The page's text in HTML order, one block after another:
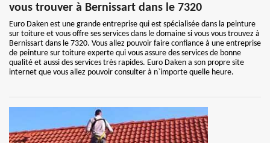
vous trouver à Bernissart dans le 7320
Euro Daken est une grande entreprise qui est spécialisée dans la peinture
sur toiture et vous offre ses services dans le domaine si vous vous trouvez à
Bernissart dans le 7320. Vous allez pouvoir faire confiance à une entreprise
de peinture sur toiture experte qui vous assure des services de bonne
qualité et aussi des services très rapides. Euro Daken a son propre site
internet que vous allez pouvoir consulter à n`importe quelle heure.